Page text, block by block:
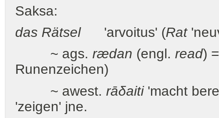
Saksa:
das Rätsel'arvoitus' (Rat
~ ags. rædan (engl. read)
Runenzeichen)
~ awest. rāδaiti'macht
'zeigen' jne.